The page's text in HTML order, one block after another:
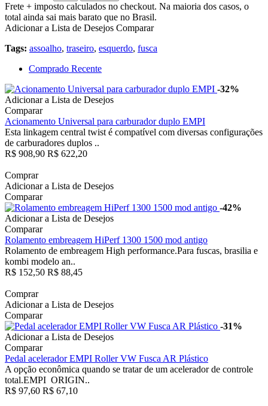
Frete + imposto calculados no checkout. Na maioria dos casos, o
total ainda sai mais barato que no Brasil.
Adicionar a Lista de Desejos Comparar
Tags: assoalho, traseiro, esquerdo, fusca
Comprado Recente
-32%
Adicionar a Lista de Desejos
Comparar
Acionamento Universal para carburador duplo EMPI
Esta linkagem central twist é compatível com diversas configurações
de carburadores duplos ..
R$ 908,90 R$ 622,20
Comprar
Adicionar a Lista de Desejos
Comparar
-42%
Adicionar a Lista de Desejos
Comparar
Rolamento embreagem HiPerf 1300 1500 mod antigo
Rolamento de embreagem High performance.Para fuscas, brasilia e
kombi modelo an..
R$ 152,50 R$ 88,45
Comprar
Adicionar a Lista de Desejos
Comparar
-31%
Adicionar a Lista de Desejos
Comparar
Pedal acelerador EMPI Roller VW Fusca AR Plástico
A opção econômica quando se tratar de um acelerador de controle
total.EMPI ORIGIN..
R$ 97,60 R$ 67,10